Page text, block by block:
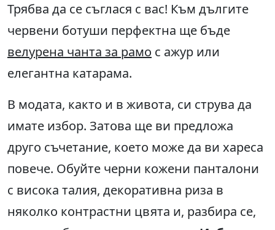
Трябва да се съглася с вас! Към дългите
червени ботуши перфектна ще бъде
велурена чанта за рамо с ажур или
елегантна катарама.
В модата, както и в живота, си струва да
имате избор. Затова ще ви предложа
друго съчетание, което може да ви хареса
повече. Обуйте черни кожени панталони
с висока талия, декоративна риза в
няколко контрастни цвята и, разбира се,